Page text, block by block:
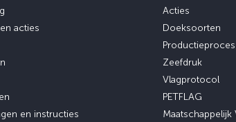
acties
en instructies
Acties
Doeksoorten
Productieproces
Zeefdruk
Vlagprotocol
PETFLAG